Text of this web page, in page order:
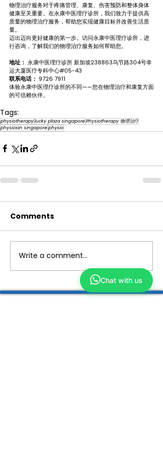
物理治疗服务对于疼痛管理、康复、伤害预防和整体身体
健康至关重要。在永康中医理疗诊所，我们致力于提供高
质量的物理治疗服务，帮助您实现健康目标并改善生活质
量。
迈出迈向更好健康的第一步。访问永康中医理疗诊所，进
行咨询，了解我们的物理治疗服务如何帮助您。
地址： 永康中医理疗诊所 新加坡238863乌节路304号幸
运大厦医疗专科中心#05-43
联系电话： 9726 7911
体验永康中医理疗诊所的不同——您在物理治疗和康复方面
的可信赖伙伴。
Tags:
physiotherapylucky plaza singaporePhysiotherapy 物理治疗
physician singaporephysio
Comments
Write a comment...
Chat with us